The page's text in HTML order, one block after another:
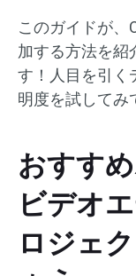
このガイドが、
加する方法を紹
す！人目を引く
明度を試してみ
おすす
ビデオ
ロジェ